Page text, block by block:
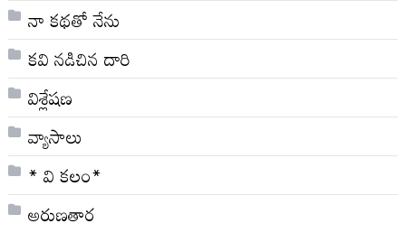
నా క‌థ‌తో నేను
కవి నడిచిన దారి
విశ్లేషణ
వ్యాసాలు
* వి క‌లం*
అరుణతార